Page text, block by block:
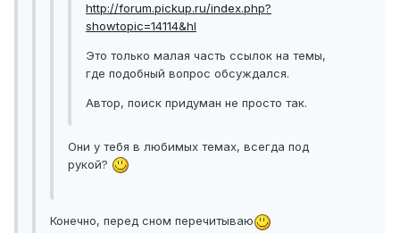
http://forum.pickup.ru/index.php?
showtopic=14114&hl
Это только малая часть ссылок на темы,
где подобный вопрос обсуждался.
Автор, поиск придуман не просто так.
Они у тебя в любимых темах, всегда под
рукой?
Конечно, перед сном перечитываю